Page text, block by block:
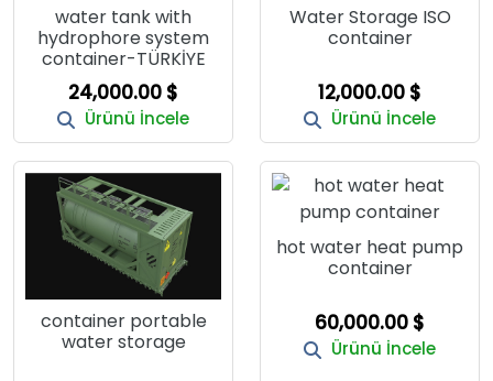
water tank with
hydrophore system
container-TÜRKİYE
24,000.00 $
Ürünü İncele
Water Storage ISO
container
12,000.00 $
Ürünü İncele
container portable
water storage
hot water heat pump
container
60,000.00 $
Ürünü İncele